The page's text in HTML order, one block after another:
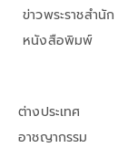
ข่าวพระราชสำนัก
หนังสือพิมพ์
ต่างประเทศ
อาชญากรรม